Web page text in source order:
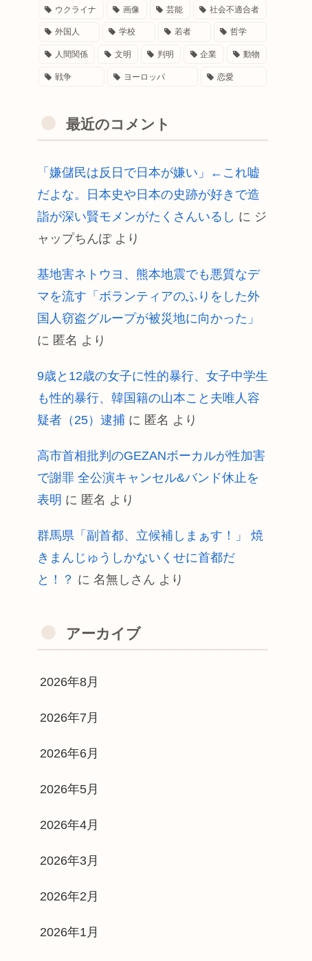
ウクライナ 画像 芸能 社会不適合者
外国人 学校 若者 哲学
人間関係 文明 判明 企業 動物
戦争 ヨーロッパ 恋愛
最近のコメント
「嫌儲民は反日で日本が嫌い」←これ嘘
だよな。日本史や日本の史跡が好きで造
詣が深い賢モメンがたくさんいるし に ジ
ャップちんぽより
基地害ネトウヨ、熊本地震でも悪質なデ
マを流す「ボランティアのふりをした外
国人窃盗グループが被災地に向かった」
に 匿名 より
9歳と12歳の女子に性的暴行、女子中学生
も性的暴行、韓国籍の山本こと夫唯人容
疑者（25）逮捕 に 匿名 より
高市首相批判のGEZANボーカルが性加害
で謝罪 全公演キャンセル&バンド休止を
表明 に 匿名 より
群馬県「副首都、立候補しまぁす！」 焼
きまんじゅうしかないくせに首都だ
と！？ に 名無しさん より
アーカイブ
2026年8月
2026年7月
2026年6月
2026年5月
2026年4月
2026年3月
2026年2月
2026年1月